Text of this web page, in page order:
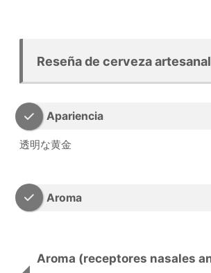
Reseña de cerveza artesanal
Apariencia
透明な黄金
Aroma
Aroma (receptores nasales